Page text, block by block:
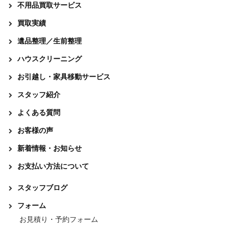
不用品買取サービス
買取実績
遺品整理／生前整理
ハウスクリーニング
お引越し・家具移動サービス
スタッフ紹介
よくある質問
お客様の声
新着情報・お知らせ
お支払い方法について
スタッフブログ
フォーム
お見積り・予約フォーム